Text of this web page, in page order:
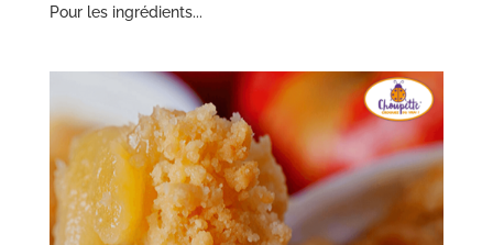
Pour les ingrédients...